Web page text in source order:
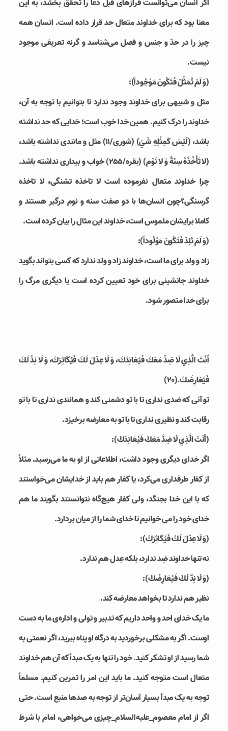
اگر انسان می‌توانست فرازهای قبل دعا را تحقق بخشد، به این
معنا بود که برای خداوند متعال حد قرار داده است. انسان همه
چیز را در حدّ و جنس و فصل می‌شناسد و گرنه تعریفی موجود
نیست.
(وَ لَمْ تُمَثَّلْ فَتَكُونَ مَوْجُوداً):
مثل و شبیهی برای خداوند وجود ندارد تا بتوانیم با توجه به آن،
خداوند را درک کنیم. همین خدا خوب است؛ خدایی که حد نداشته
باشد، (لَيْسَ كَمِثْلِهِ شَيْ‏) (شوری/۱۱) مثل و مانندی نداشته باشد،
(لا تَأْخُذُهُ سِنَةٌ وَ لا نَوْم) (بقره/۲۵۵) خواب و بیداری نداشته باشد.
چرا خداوند متعال نفرموده است لا تاخذه تشنگی، لا تاخذه
گرسنگی؟چون انسان‌ها با دو صفت سنه و نوم درگیر هستند و
کاملا برایشان ملموس است، خداوند این مثال را بیان کرده است.
(وَ لَمْ تَلِدْ فَتَكُونَ مَوْلُوداً):
زاد و ولد برای ما است، خداوند زاد و ولد ندارد که کسی بتواند بگوید
خداوند جانشینی برای خود تعیین کرده است یا دیگری مرگ را
برای خدا متصور شود.
أَنْتَ الَّذِي لَا ضِدَّ مَعَكَ فَيُعَانِدَكَ، وَ لَا عِدْلَ لَكَ فَيُكَاثِرَكَ، وَ لَا نِدَّ لَكَ
فَيُعَارِضَكَ.(۲۰)
تو آنی که ضدی نداری تا با تو دشمنی کند و همانندی نداری تا با تو
رقابت کند و نظیری نداری تا با تو به معارضه برخیزد.
(أَنْتَ الَّذِي لَا ضِدَّ مَعَكَ فَيُعَانِدَكَ):
اگر خدای دیگری وجود داشت، اطلاعاتی از او به ما می‌رسید. مثلاً
از کفار طرفداری می‌کرد، یا کفار هم باید از خدایشان می‌خواستند
که با این خدا بجنگد، ولی کفار هیچ‌گاه نتوانستند بگویند ما هم
خدای خود را می خوانیم تا خدای شما را از میان بردارد.
(وَ لَا عِدْلَ لَكَ فَيُكَاثِرَكَ):
نه تنها خداوند ضِد ندارد، بلکه عِدل هم ندارد.
(وَ لَا نِدَّ لَكَ فَيُعَارِضَكَ):
نظیر هم ندارد تا بخواهد معارضه کند.
ما یک خدای احد و واحد داریم که تدبیر و تولی و اداره‌ی ما به دست
اوست. اگر به مشکلی برخوردید به درگاه او پناه ببرید، اگر نعمتی به
شما رسید از او تشکر کنید. خود را تنها به یک مبدأ که آن هم خداوند
متعال است متوجه کنید. ما باید این امر را تمرین کنیم. مسلماً
توجه به یک مبدأ بسیار آسان‌تر از توجه به صدها منبع است. حتی
اگر از امام معصوم_علیه‌السلام_چیزی می‌خواهی، امام با شرط